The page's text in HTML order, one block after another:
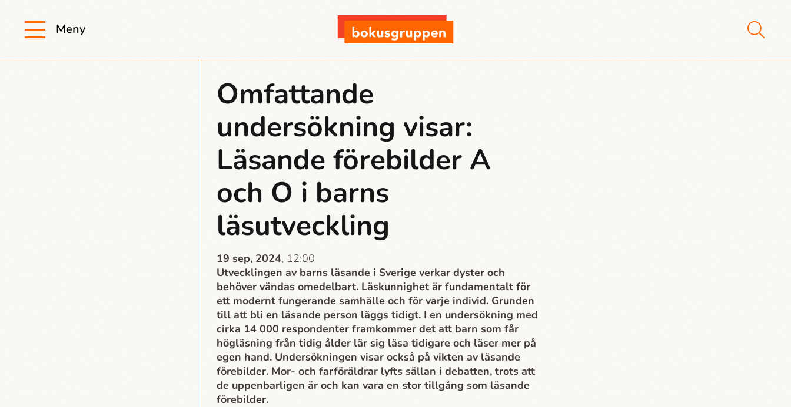
Meny
Omfattande
undersökning visar:
Läsande förebilder A
och O i barns
läsutveckling
19 sep, 2024, 12:00
Utvecklingen av barns läsande i Sverige verkar dyster och
behöver vändas omedelbart. Läskunnighet är fundamentalt för
ett modernt fungerande samhälle och för varje individ. Grunden
till att bli en läsande person läggs tidigt. I en undersökning med
cirka 14 000 respondenter framkommer det att barn som får
högläsning från tidig ålder lär sig läsa tidigare och läser mer på
egen hand. Undersökningen visar också på vikten av läsande
förebilder. Mor- och farföräldrar lyfts sällan i debatten, trots att
de uppenbarligen är och kan vara en stor tillgång som läsande
förebilder.